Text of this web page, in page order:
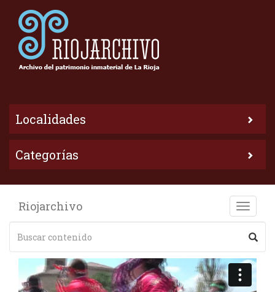
Localidades
Categorías
Toggle
Riojarchivo